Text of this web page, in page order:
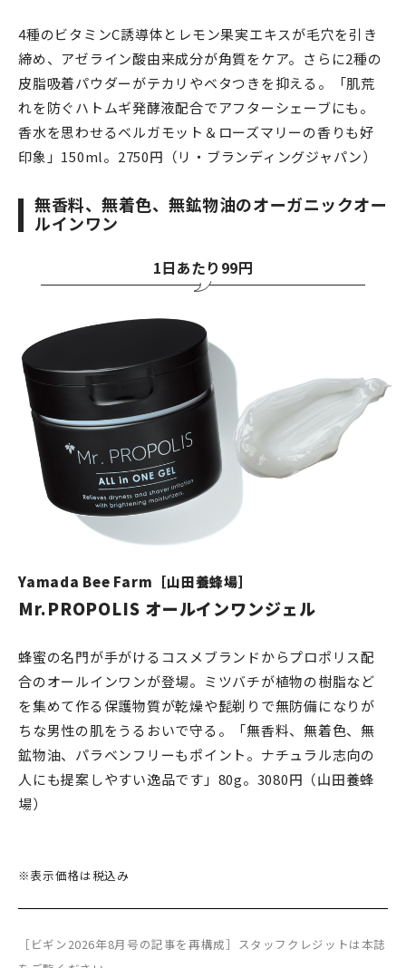
4種のビタミンC誘導体とレモン果実エキスが毛穴を引き
締め、アゼライン酸由来成分が角質をケア。さらに2種の
皮脂吸着パウダーがテカリやベタつきを抑える。「肌荒
れを防ぐハトムギ発酵液配合でアフターシェーブにも。
香水を思わせるベルガモット＆ローズマリーの香りも好
印象」150ml。2750円（リ・ブランディングジャパン）
無香料、無着色、無鉱物油のオーガニックオー
ルインワン
1日あたり99円
Yamada Bee Farm［山田養蜂場］
Mr.PROPOLIS オールインワンジェル
蜂蜜の名門が手がけるコスメブランドからプロポリス配
合のオールインワンが登場。ミツバチが植物の樹脂など
を集めて作る保護物質が乾燥や髭剃りで無防備になりが
ちな男性の肌をうるおいで守る。「無香料、無着色、無
鉱物油、パラベンフリーもポイント。ナチュラル志向の
人にも提案しやすい逸品です」80g。3080円（山田養蜂
場）
※表示価格は税込み
［ビギン2026年8月号の記事を再構成］スタッフクレジットは本誌